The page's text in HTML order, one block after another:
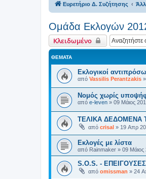
Ευρετήριο Δ. Συζήτησης
Ομάδα Εκλογών
Κλειδωμένο
ΘΈΜΑΤΑ
Εκλογικοί
από Vassilis Perantzakis »
Νομός χωρίς
από e-leven » 09 Μάιος
ΤΕΛΙΚΑ ΔΕΔΟΜΕΝΑ
από crisal » 19 Απρ
Εκλογές με λίστα
από Rainmaker » 09 Μάιος
S.O.S. -
από omissman » 24